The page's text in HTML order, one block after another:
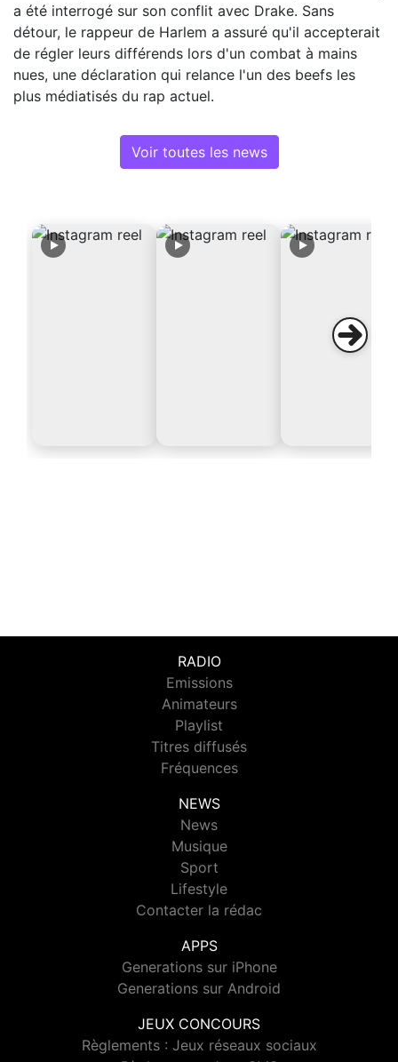
a été interrogé sur son conflit avec Drake. Sans
détour, le rappeur de Harlem a assuré qu'il accepterait
de régler leurs différends lors d'un combat à mains
nues, une déclaration qui relance l'un des beefs les
plus médiatisés du rap actuel.
Voir toutes les news
RADIO
Emissions
Animateurs
Playlist
Titres diffusés
Fréquences
NEWS
News
Musique
Sport
Lifestyle
Contacter la rédac
APPS
Generations sur iPhone
Generations sur Android
JEUX CONCOURS
Règlements : Jeux réseaux sociaux